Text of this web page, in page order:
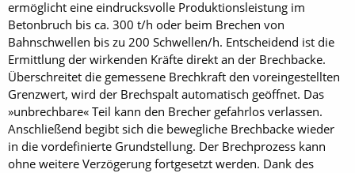
ermöglicht eine eindrucksvolle Produktionsleistung im
Betonbruch bis ca. 300 t/h oder beim Brechen von
Bahnschwellen bis zu 200 Schwellen/h. Entscheidend ist die
Ermittlung der wirkenden Kräfte direkt an der Brechbacke.
Überschreitet die gemessene Brechkraft den voreingestellten
Grenzwert, wird der Brechspalt automatisch geöffnet. Das
»unbrechbare« Teil kann den Brecher gefahrlos verlassen.
Anschließend begibt sich die bewegliche Brechbacke wieder
in die vordefinierte Grundstellung. Der Brechprozess kann
ohne weitere Verzögerung fortgesetzt werden. Dank des